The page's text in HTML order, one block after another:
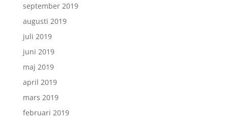
september 2019
augusti 2019
juli 2019
juni 2019
maj 2019
april 2019
mars 2019
februari 2019